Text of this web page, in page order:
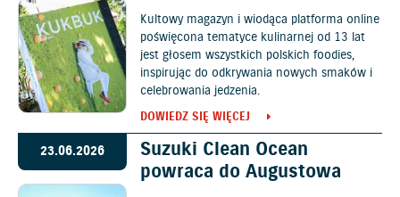
Kultowy magazyn i wiodąca platforma online
poświęcona tematyce kulinarnej od 13 lat
jest głosem wszystkich polskich foodies,
inspirując do odkrywania nowych smaków i
celebrowania jedzenia.
DOWIEDZ SIĘ WIĘCEJ
23.06.2026
Suzuki Clean Ocean
powraca do Augustowa